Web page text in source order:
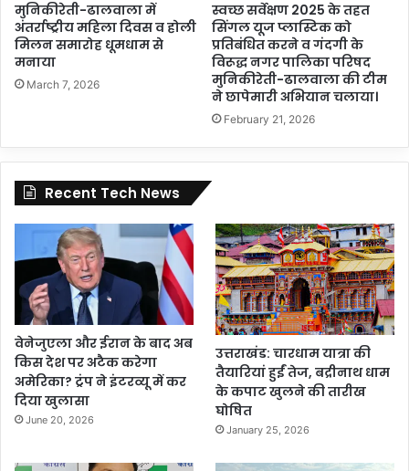
मुनिकीरेती-ढालवाला में
अंतर्राष्ट्रीय महिला दिवस व होली
मिलन समारोह धूमधाम से
मनाया
March 7, 2026
स्वच्छ सर्वेक्षण 2025 के तहत
सिंगल यूज प्लास्टिक को
प्रतिबंधित करने व गंदगी के
विरूद्ध नगर पालिका परिषद
मुनिकीरेती-ढालवाला की टीम
ने छापेमारी अभियान चलाया।
February 21, 2026
Recent Tech News
वेनेजुएला और ईरान के बाद अब
किस देश पर अटैक करेगा
अमेरिका? ट्रंप ने इंटरव्यू में कर
दिया खुलासा
June 20, 2026
उत्तराखंड: चारधाम यात्रा की
तैयारियां हुईं तेज, बद्रीनाथ धाम
के कपाट खुलने की तारीख
घोषित
January 25, 2026